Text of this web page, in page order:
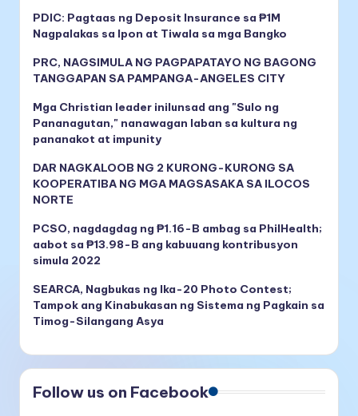
PDIC: Pagtaas ng Deposit Insurance sa ₱1M
Nagpalakas sa Ipon at Tiwala sa mga Bangko
PRC, NAGSIMULA NG PAGPAPATAYO NG BAGONG
TANGGAPAN SA PAMPANGA-ANGELES CITY
Mga Christian leader inilunsad ang "Sulo ng
Pananagutan," nanawagan laban sa kultura ng
pananakot at impunity
DAR NAGKALOOB NG 2 KURONG-KURONG SA
KOOPERATIBA NG MGA MAGSASAKA SA ILOCOS
NORTE
PCSO, nagdagdag ng ₱1.16-B ambag sa PhilHealth;
aabot sa ₱13.98-B ang kabuuang kontribusyon
simula 2022
SEARCA, Nagbukas ng Ika-20 Photo Contest;
Tampok ang Kinabukasan ng Sistema ng Pagkain sa
Timog-Silangang Asya
Follow us on Facebook